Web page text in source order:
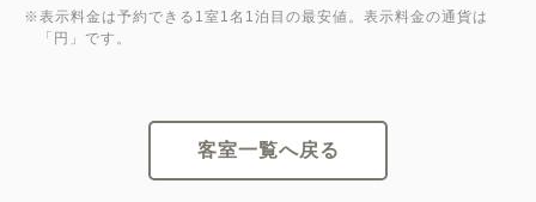
※表示料金は予約できる1室1名1泊目の最安値。表示料金の通貨は
「円」です。
客室一覧へ戻る